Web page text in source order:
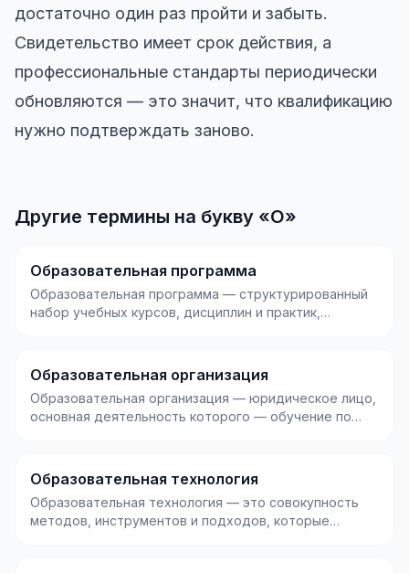
достаточно один раз пройти и забыть.
Свидетельство имеет срок действия, а
профессиональные стандарты периодически
обновляются — это значит, что квалификацию
нужно подтверждать заново.
Другие термины на букву «О»
Образовательная программа
Образовательная программа — структурированный
набор учебных курсов, дисциплин и практик,
Образовательная организация
Образовательная организация — юридическое лицо,
основная деятельность которого — обучение по
Образовательная технология
Образовательная технология — это совокупность
методов, инструментов и подходов, которые